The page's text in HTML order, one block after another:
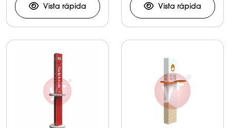
Vista rápida
Móviles
Vista rápida